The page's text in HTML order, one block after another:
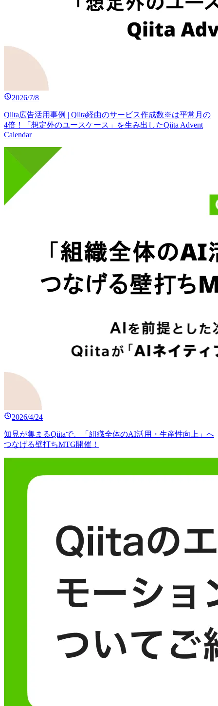
2026/7/8
Qiita広告活用事例 | Qiita経由のサービス作成数※は平常月の
4倍！「想定外のユースケース」を生み出したQiita Advent
Calendar
2026/4/24
知見が集まるQiitaで、「組織全体のAI活用・生産性向上」へ
つなげる壁打ちMTG開催！